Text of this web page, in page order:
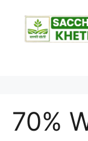
content
70%